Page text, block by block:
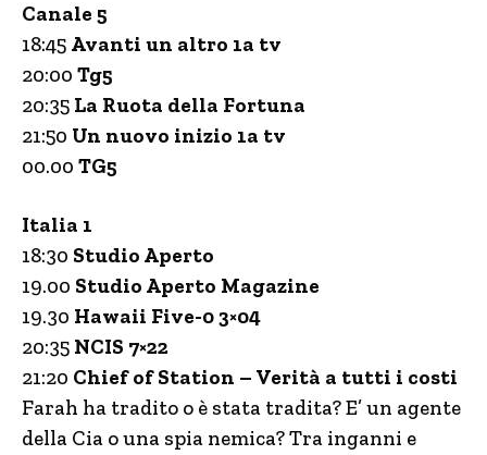
Canale 5
18:45 Avanti un altro 1a tv
20:00 Tg5
20:35 La Ruota della Fortuna
21:50 Un nuovo inizio 1a tv
00.00 TG5
Italia 1
18:30 Studio Aperto
19.00 Studio Aperto Magazine
19.30 Hawaii Five-0 3×04
20:35 NCIS 7×22
21:20 Chief of Station – Verità a tutti i costi
Farah ha tradito o è stata tradita? E’ un agente
della Cia o una spia nemica? Tra inganni e